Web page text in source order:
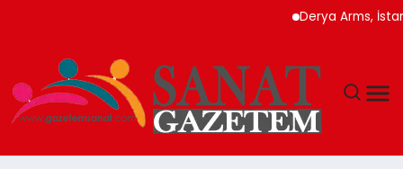
Derya Arms, İstanbul